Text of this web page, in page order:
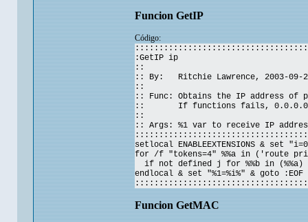
Funcion GetIP
Código:
:GetIP ip
::
:: By: Ritchie Lawrence, 2003-09-
::
:: Func: Obtains the IP address of
:: If functions fails, 0.0.0.0
::
:: Args: %1 var to receive IP
setlocal ENABLEEXTENSIONS & set
for /f "tokens=4" %%a in ('route
if not defined j for %%b in (%%a)
endlocal & set "%1=%i%" & goto :EOF
Funcion GetMAC